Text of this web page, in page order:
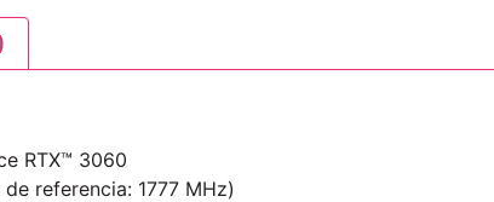
RTX™ 3060
referencia: 1777 MHz)